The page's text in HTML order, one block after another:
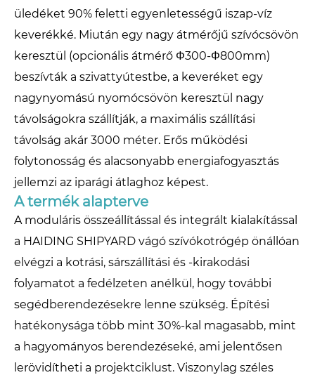
üledéket 90% feletti egyenletességű iszap-víz
keverékké. Miután egy nagy átmérőjű szívócsövön
keresztül (opcionális átmérő Φ300-Φ800mm)
beszívták a szivattyútestbe, a keveréket egy
nagynyomású nyomócsövön keresztül nagy
távolságokra szállítják, a maximális szállítási
távolság akár 3000 méter. Erős működési
folytonosság és alacsonyabb energiafogyasztás
jellemzi az iparági átlaghoz képest.
A termék alapterve
A moduláris összeállítással és integrált kialakítással
a HAIDING SHIPYARD vágó szívókotrógép önállóan
elvégzi a kotrási, sárszállítási és -kirakodási
folyamatot a fedélzeten anélkül, hogy további
segédberendezésekre lenne szükség. Építési
hatékonysága több mint 30%-kal magasabb, mint
a hagyományos berendezéseké, ami jelentősen
lerövidítheti a projektciklust. Viszonylag széles